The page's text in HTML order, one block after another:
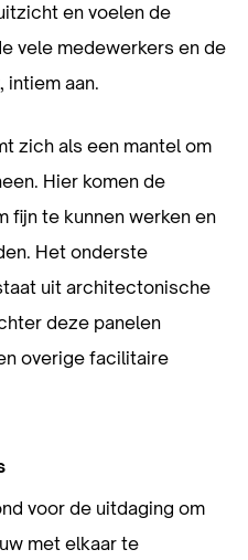
en voelen de
vele medewerkers en de
intiem aan.
zich als een mantel om
Hier komen de
fijn te kunnen werken en
Het onderste
uit architectonische
deze panelen
overige facilitaire
voor de uitdaging om
met elkaar te